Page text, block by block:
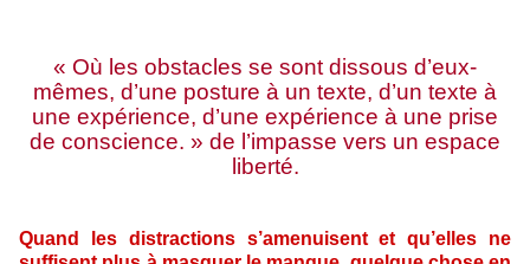
« Où les obstacles se sont dissous d’eux-
mêmes, d’une posture à un texte, d’un texte à
une expérience, d’une expérience à une prise
de conscience. » de l’impasse vers un espace
liberté.
Quand les distractions s’amenuisent et qu’elles ne